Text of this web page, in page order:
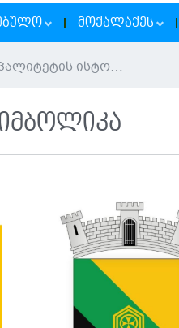
ᲛᲝᲥᲐᲚᲐᲥᲔᲡ
მუნიციპალიტეტის ისტორია